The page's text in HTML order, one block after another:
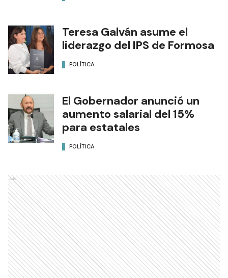
Teresa Galván asume el
liderazgo del IPS de Formosa
POLÍTICA
El Gobernador anunció un
aumento salarial del 15%
para estatales
POLÍTICA
Ads